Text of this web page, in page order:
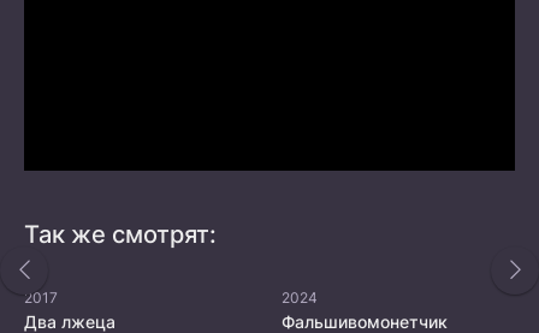
Так же смотрят:
2017
Два лжеца
2024
Фальшивомонетчик